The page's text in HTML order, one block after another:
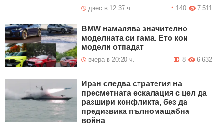
днес в 12:37 ч. 7 511
140
BMW намалява значително
моделната си гама. Ето кои
модели отпадат
вчера в 20:20 ч. 6 632
8
Иран следва стратегия на
пресметната ескалация с цел да
разшири конфликта, без да
предизвика пълномащабна
война